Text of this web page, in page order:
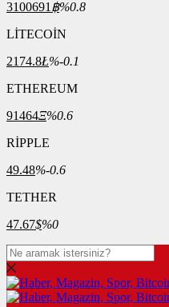
3100691 ฿%0.8
LİTECOİN
2174.8Ł%-0.1
ETHEREUM
91464Ξ%0.6
RİPPLE
49.48%-0.6
TETHER
47.67$%0